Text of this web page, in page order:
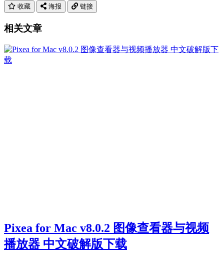
收藏 海报 链接
相关文章
Pixea for Mac v8.0.2 图像查看器与视频
播放器 中文破解版下载